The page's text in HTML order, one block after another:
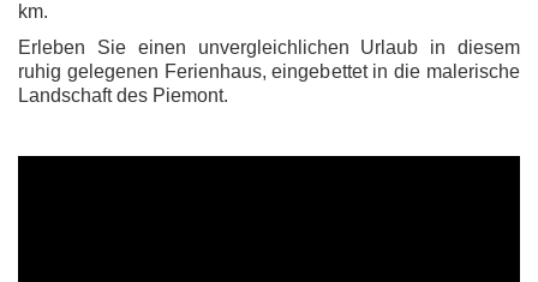
km.
Erleben Sie einen unvergleichlichen Urlaub in diesem
ruhig gelegenen Ferienhaus, eingebettet in die malerische
Landschaft des Piemont.